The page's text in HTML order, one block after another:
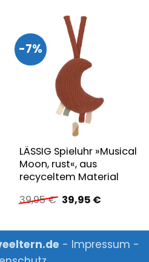
-7%
LÄSSIG Spieluhr »Musical
Moon, rust«, aus
recyceltem Material
39,95€ Ursprünglicher
Preis
39,95 €
39,95 €Aktueller
39,95 €.
- Impressum -